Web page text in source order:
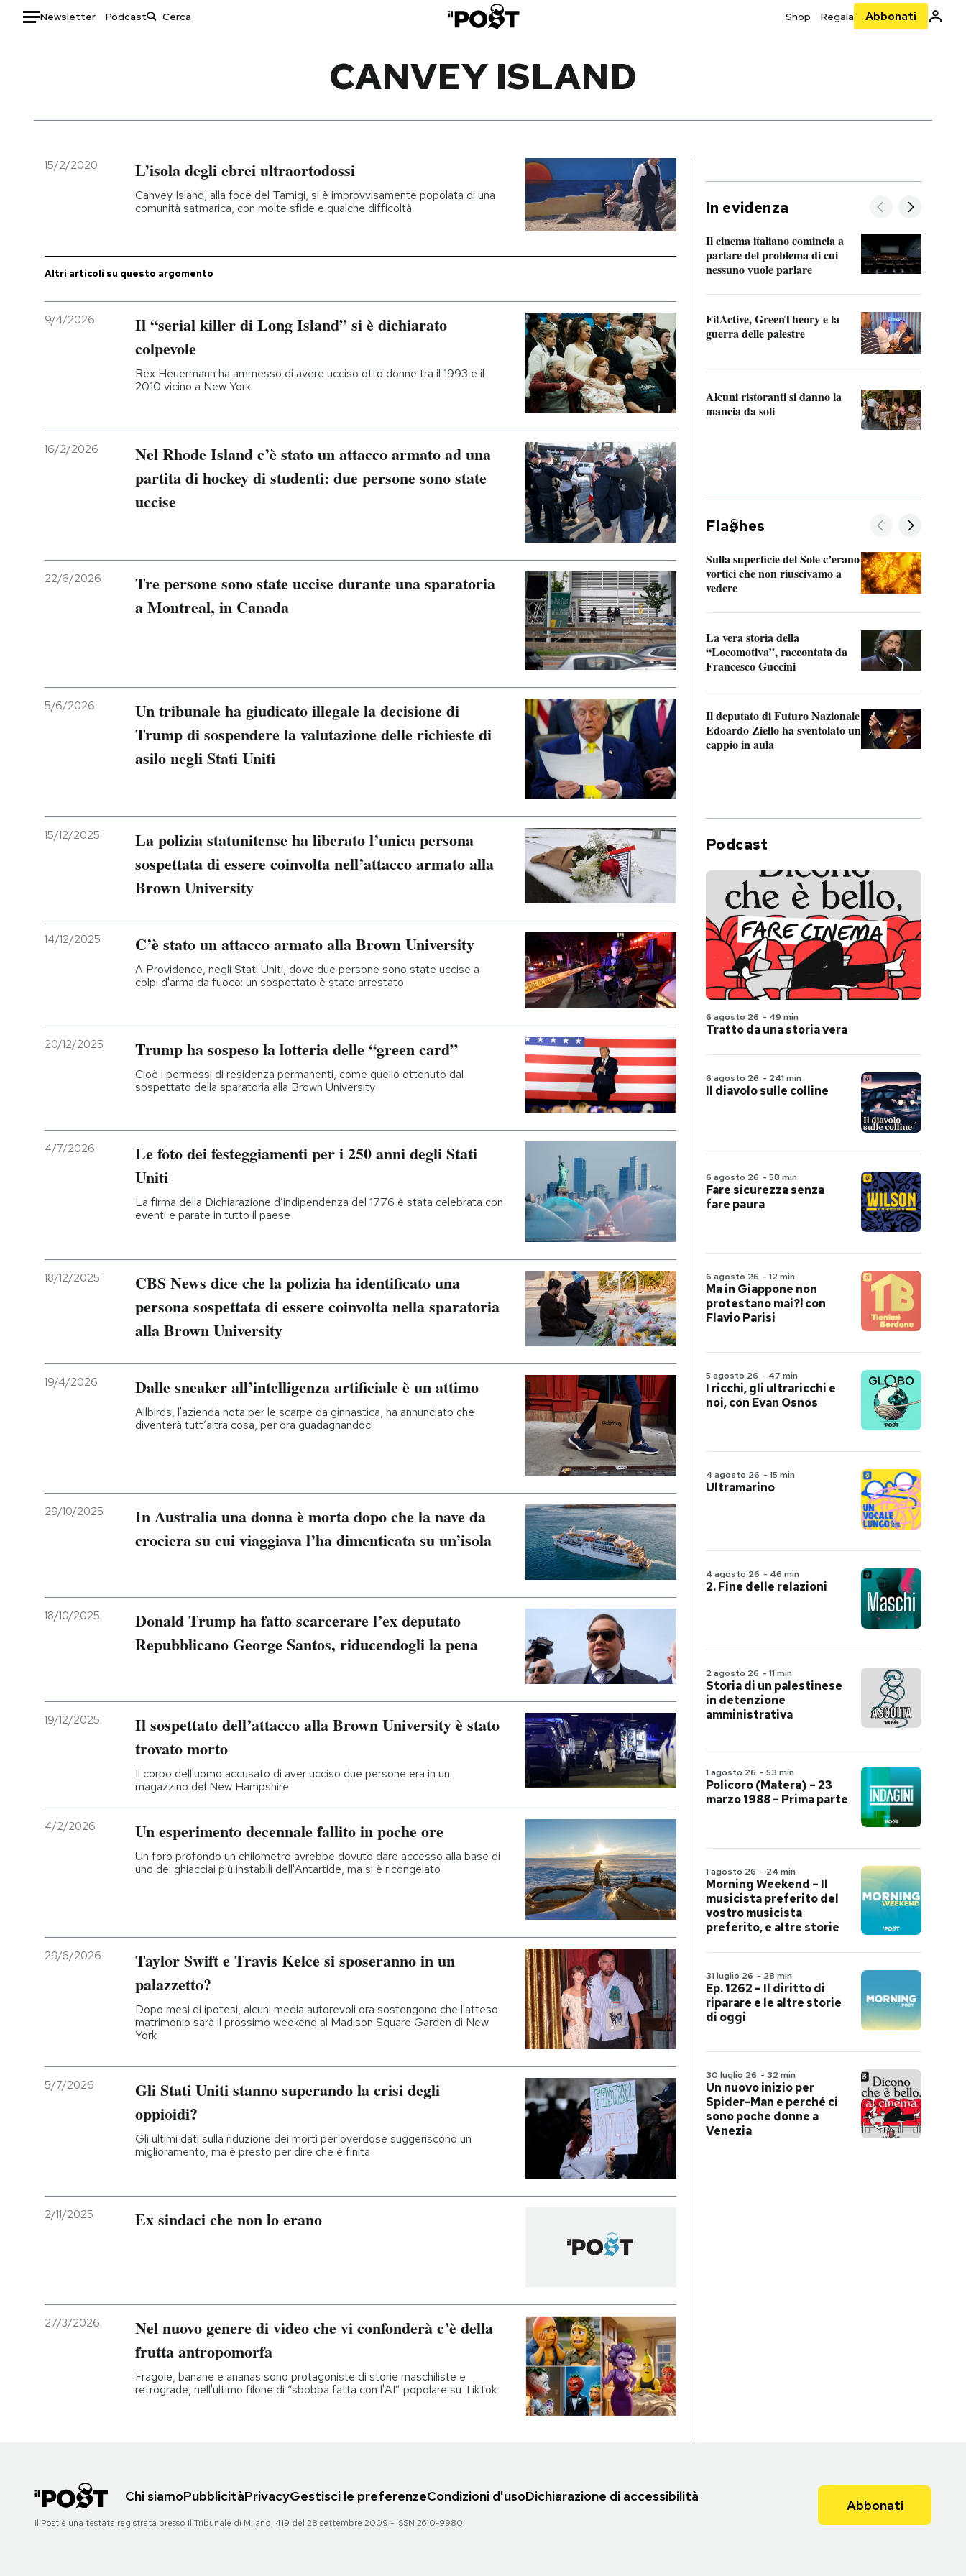
Newsletter Podcast Shop Regala Abbonati
Italia
Politica
Moda
Storie/Idee
Ok Boomer!
I MIEI PREFERITI
AREA PERSONALE
CANVEY ISLAND
15/2/2020 L’isola degli ebrei ultraortodossi
Canvey Island, alla foce del Tamigi, si è improvvisamente popolata di una
comunità satmarica, con molte sfide e qualche difficoltà
Altri articoli su questo argomento
9/4/2026
Il “serial killer di Long Island” si è dichiarato
colpevole
Rex Heuermann ha ammesso di avere ucciso otto donne tra il 1993 e il
2010 vicino a New York
16/2/2026
Nel Rhode Island c’è stato un attacco armato ad una
partita di hockey di studenti: due persone sono state
uccise
22/6/2026
Tre persone sono state uccise durante una sparatoria
a Montreal, in Canada
5/6/2026
Un tribunale ha giudicato illegale la decisione di
Trump di sospendere la valutazione delle richieste di
asilo negli Stati Uniti
15/12/2025
La polizia statunitense ha liberato l’unica persona
sospettata di essere coinvolta nell’attacco armato alla
Brown University
14/12/2025 C’è stato un attacco armato alla Brown University
A Providence, negli Stati Uniti, dove due persone sono state uccise a
colpi d'arma da fuoco: un sospettato è stato arrestato
20/12/2025 Trump ha sospeso la lotteria delle “green card”
Cioè i permessi di residenza permanenti, come quello ottenuto dal
sospettato della sparatoria alla Brown University
4/7/2026
Le foto dei festeggiamenti per i 250 anni degli Stati
Uniti
La firma della Dichiarazione d’indipendenza del 1776 è stata celebrata con
eventi e parate in tutto il paese
18/12/2025
CBS News dice che la polizia ha identificato una
persona sospettata di essere coinvolta nella sparatoria
alla Brown University
19/4/2026 Dalle sneaker all’intelligenza artificiale è un attimo
Allbirds, l'azienda nota per le scarpe da ginnastica, ha annunciato che
diventerà tutt’altra cosa, per ora guadagnandoci
29/10/2025
In Australia una donna è morta dopo che la nave da
crociera su cui viaggiava l’ha dimenticata su un’isola
18/10/2025
Donald Trump ha fatto scarcerare l’ex deputato
Repubblicano George Santos, riducendogli la pena
19/12/2025
Il sospettato dell’attacco alla Brown University è stato
trovato morto
Il corpo dell'uomo accusato di aver ucciso due persone era in un
magazzino del New Hampshire
4/2/2026 Un esperimento decennale fallito in poche ore
Un foro profondo un chilometro avrebbe dovuto dare accesso alla base di
uno dei ghiacciai più instabili dell'Antartide, ma si è ricongelato
29/6/2026
Taylor Swift e Travis Kelce si sposeranno in un
palazzetto?
Dopo mesi di ipotesi, alcuni media autorevoli ora sostengono che l'atteso
matrimonio sarà il prossimo weekend al Madison Square Garden di New
York
5/7/2026
Gli Stati Uniti stanno superando la crisi degli
oppioidi?
Gli ultimi dati sulla riduzione dei morti per overdose suggeriscono un
miglioramento, ma è presto per dire che è finita
2/11/2025 Ex sindaci che non lo erano
27/3/2026
Nel nuovo genere di video che vi confonderà c’è della
frutta antropomorfa
Fragole, banane e ananas sono protagoniste di storie maschiliste e
retrograde, nell'ultimo filone di “sbobba fatta con l'AI” popolare su TikTok
In evidenza
Il cinema italiano comincia a
parlare del problema di cui
nessuno vuole parlare
FitActive, GreenTheory e la
guerra delle palestre
Alcuni ristoranti si danno la
mancia da soli
Fla hes
Sulla superficie del Sole c’erano
vortici che non riuscivamo a
vedere
La vera storia della
“Locomotiva”, raccontata da
Francesco Guccini
Il deputato di Futuro Nazionale
Edoardo Ziello ha sventolato un
cappio in aula
Podcast
6 agosto 26 - 49 min
Tratto da una storia vera
6 agosto 26 - 241 min
Il diavolo sulle colline
6 agosto 26 - 58 min
Fare sicurezza senza
fare paura
6 agosto 26 - 12 min
Ma in Giappone non
protestano mai?! con
Flavio Parisi
5 agosto 26 - 47 min
I ricchi, gli ultraricchi e
noi, con Evan Osnos
4 agosto 26 - 15 min
Ultramarino
4 agosto 26 - 46 min
2. Fine delle relazioni
2 agosto 26 - 11 min
Storia di un palestinese
in detenzione
amministrativa
1 agosto 26 - 53 min
Policoro (Matera) – 23
marzo 1988 – Prima parte
1 agosto 26 - 24 min
Morning Weekend – Il
musicista preferito del
vostro musicista
preferito, e altre storie
31 luglio 26 - 28 min
Ep. 1262 – Il diritto di
riparare e le altre storie
di oggi
30 luglio 26 - 32 min
Un nuovo inizio per
Spider-Man e perché ci
sono poche donne a
Venezia
Chi siamoPubblicitàPrivacyGestisci le preferenzeCondizioni d'usoDichiarazione di accessibilità
Il Post è una testata registrata presso il Tribunale di Milano, 419 del 28 settembre 2009 - ISSN 2610-9980
Abbonati